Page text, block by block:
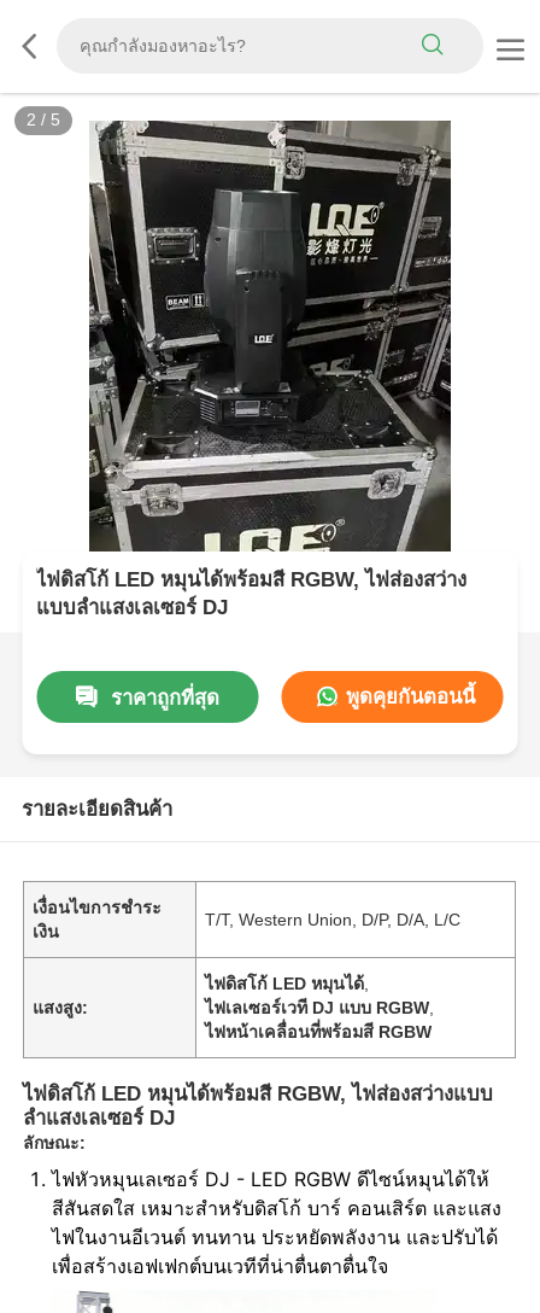
2 / 5
ไฟดิสโก้ LED หมุนได้พร้อมสี RGBW, ไฟส่องสว่าง
แบบลำแสงเลเซอร์ DJ
ราคาถูกที่สุด พูดคุยกันตอนนี้
รายละเอียดสินค้า
เงื่อนไขการชำระ
เงิน
T/T, Western Union, D/P, D/A, L/C
แสงสูง:
ไฟดิสโก้ LED หมุนได้
ไฟเลเซอร์เวที DJ แบบ RGBW
ไฟหน้าเคลื่อนที่พร้อมสี RGBW
ไฟดิสโก้ LED หมุนได้พร้อมสี RGBW, ไฟส่องสว่างแบบ
ลำแสงเลเซอร์ DJ
ลักษณะ:
ไฟหัวหมุนเลเซอร์ DJ - LED RGBW ดีไซน์หมุนได้ให้
สีสันสดใส เหมาะสำหรับดิสโก้ บาร์ คอนเสิร์ต และแสง
ไฟในงานอีเวนต์ ทนทาน ประหยัดพลังงาน และปรับได้
เพื่อสร้างเอฟเฟกต์บนเวทีที่น่าตื่นตาตื่นใจ